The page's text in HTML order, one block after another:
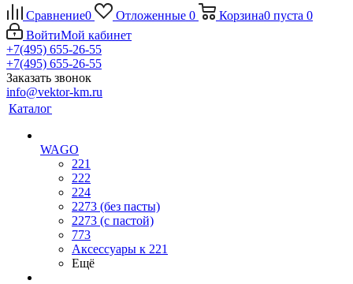
Сравнение0 Отложенные 0 Корзина0 пуста 0
ВойтиМой кабинет
+7(495) 655-26-55
+7(495) 655-26-55
Заказать звонок
info@vektor-km.ru
Каталог
WAGO
221
222
224
2273 (без пасты)
2273 (с пастой)
773
Аксессуары к 221
Ещё